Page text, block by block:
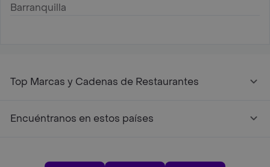
Barranquilla
Top Marcas y Cadenas de Restaurantes
Encuéntranos en estos países